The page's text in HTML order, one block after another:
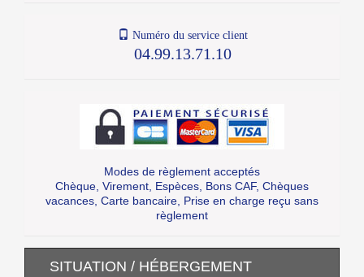
Numéro du service client
04.99.13.71.10
Modes de règlement acceptés
Chèque, Virement, Espèces, Bons CAF, Chèques
vacances, Carte bancaire, Prise en charge reçu sans
règlement
SITUATION / HÉBERGEMENT